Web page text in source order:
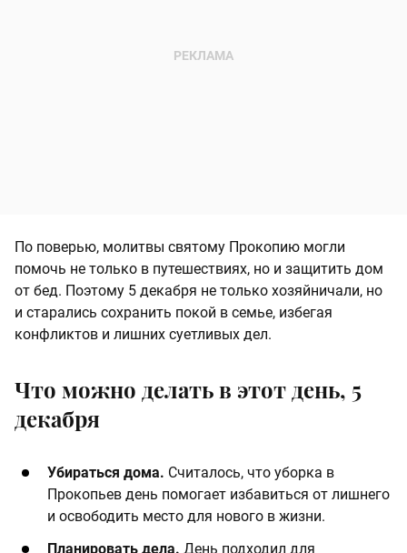
По поверью, молитвы святому Прокопию могли
помочь не только в путешествиях, но и защитить дом
от бед. Поэтому 5 декабря не только хозяйничали, но
и старались сохранить покой в семье, избегая
конфликтов и лишних суетливых дел.
Что можно делать в этот день, 5
декабря
Убираться дома. Считалось, что уборка в
Прокопьев день помогает избавиться от лишнего
и освободить место для нового в жизни.
Планировать дела. День подходил для